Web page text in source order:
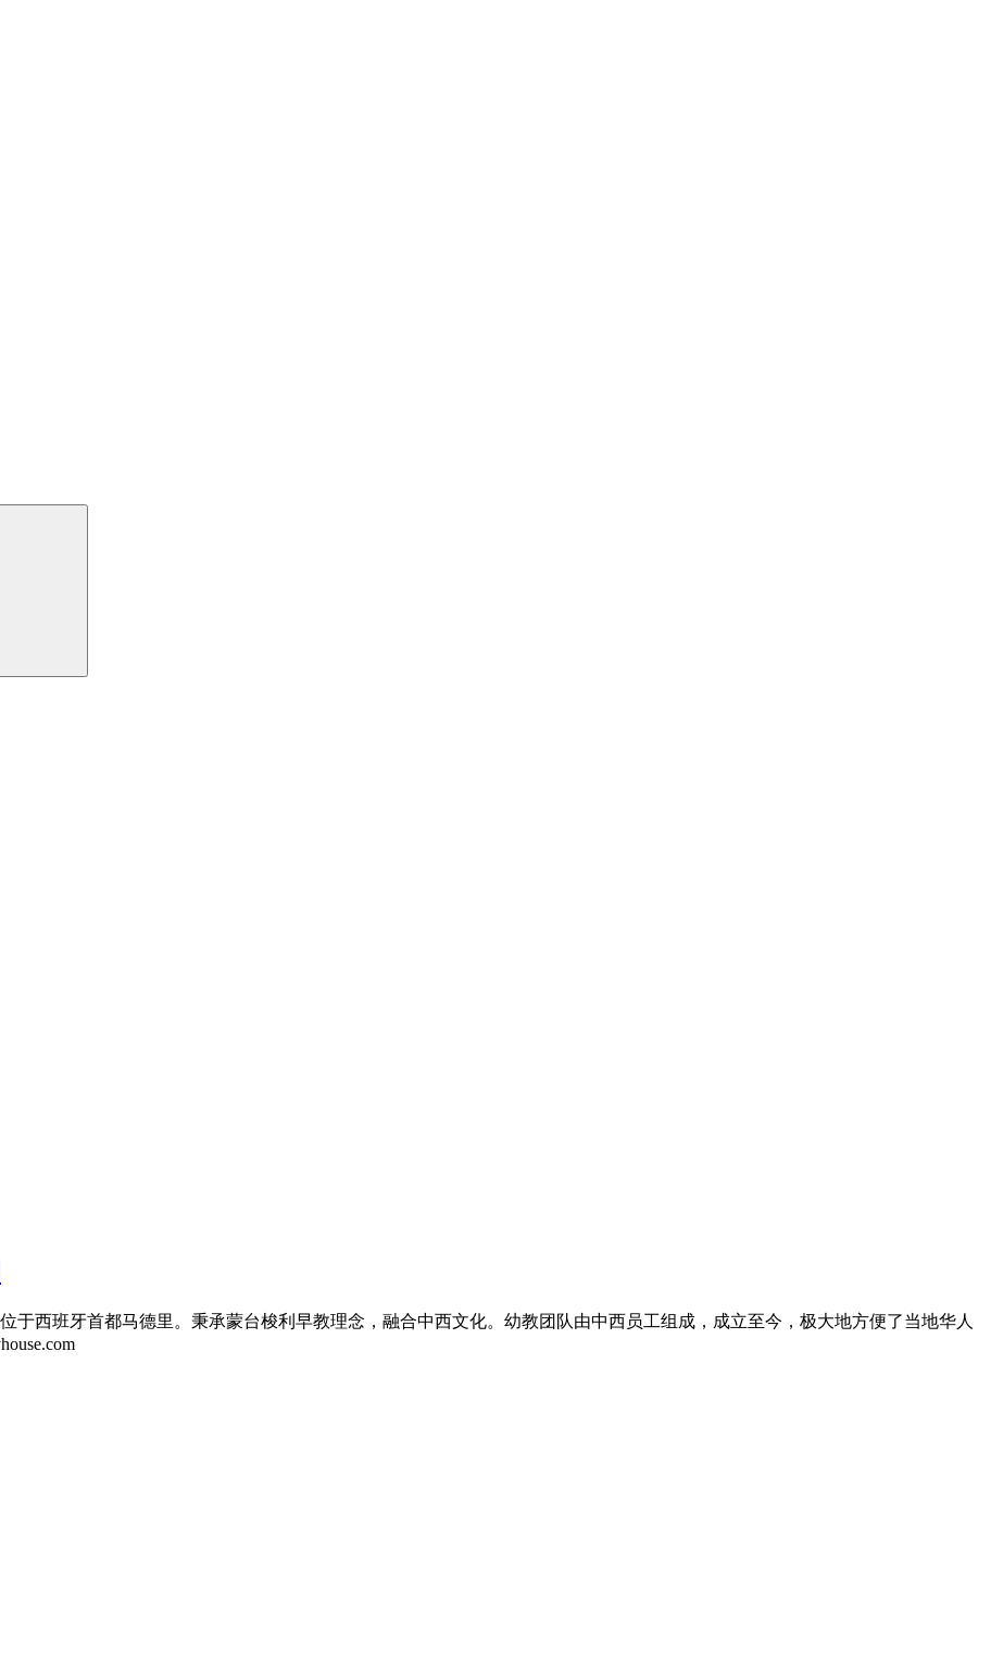
于西班牙首都马德里。秉承蒙台梭利早教理念，融合中西文化。幼教团队由中西员工组成，成立至今，极大地方便了当地华人